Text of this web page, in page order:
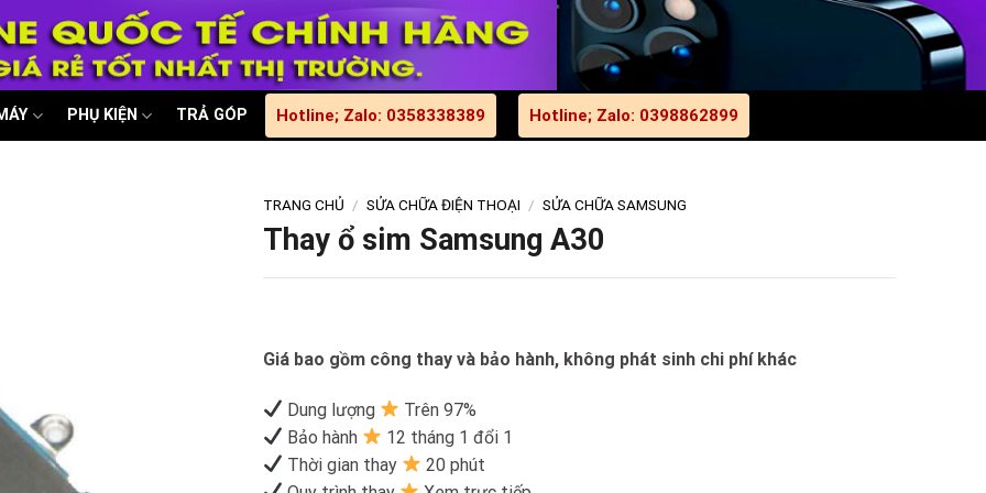
PHỤ KIỆN TRẢ GÓP Hotline; Zalo: 0358338389 Hotline; Zalo: 0398862899
TRANG CHỦ / SỬA CHỮA ĐIỆN THOẠI / SỬA CHỮA SAMSUNG
Thay ổ sim Samsung A30
Giá bao gồm công thay và bảo hành, không phát sinh chi phí khác
Dung lượng
Trên 97%
Bảo hành
12 tháng 1 đổi 1
Thời gian thay
20 phút